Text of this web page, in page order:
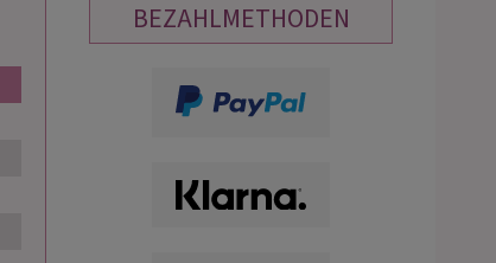
BEZAHLMETHODEN